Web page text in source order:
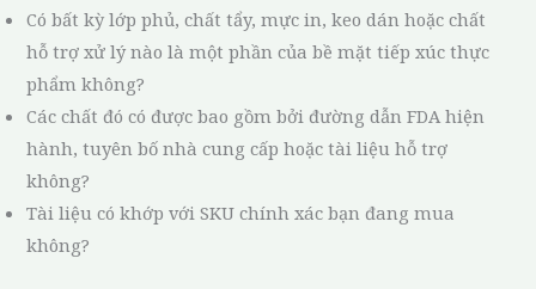
Có bất kỳ lớp phủ, chất tẩy, mực in, keo dán hoặc chất
hỗ trợ xử lý nào là một phần của bề mặt tiếp xúc thực
phẩm không?
Các chất đó có được bao gồm bởi đường dẫn FDA hiện
hành, tuyên bố nhà cung cấp hoặc tài liệu hỗ trợ
không?
Tài liệu có khớp với SKU chính xác bạn đang mua
không?